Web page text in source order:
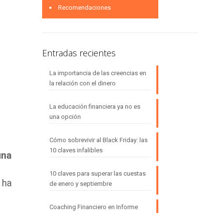
Recomendaciones
Entradas recientes
La importancia de las creencias en
la relación con el dinero
La educación financiera ya no es
una opción
Cómo sobrevivir al Black Friday: las
10 claves infalibles
10 claves para superar las cuestas
de enero y septiembre
Coaching Financiero en Informe